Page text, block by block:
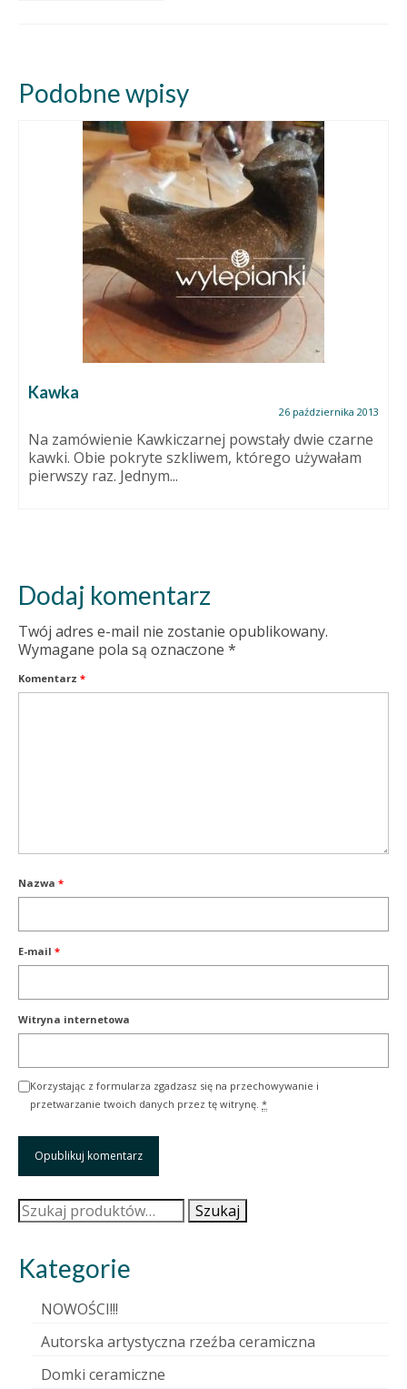
Podobne wpisy
Kawka
26 października 2013
Na zamówienie Kawkiczarnej powstały dwie czarne
kawki. Obie pokryte szkliwem, którego używałam
pierwszy raz. Jednym...
Dodaj komentarz
Twój adres e-mail nie zostanie opublikowany.
Wymagane pola są oznaczone *
Komentarz *
Nazwa *
E-mail *
Witryna internetowa
Korzystając z formularza zgadzasz się na przechowywanie i
przetwarzanie twoich danych przez tę witrynę. *
Szukaj: Szukaj
Kategorie
NOWOŚCI!!!
Autorska artystyczna rzeźba ceramiczna
Domki ceramiczne